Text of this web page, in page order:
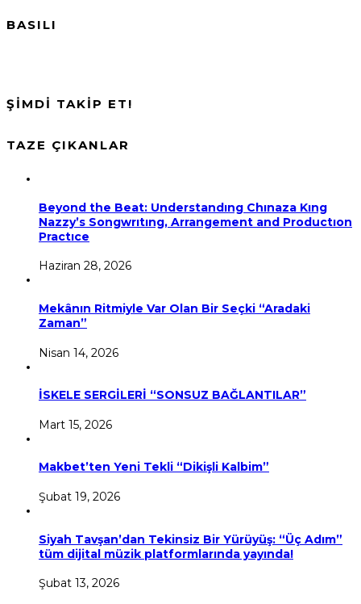
BASILI
ŞİMDİ TAKİP ET!
TAZE ÇIKANLAR
Beyond the Beat: Understandıng Chınaza Kıng
Nazzy’s Songwrıtıng, Arrangement and Productıon
Practıce
Haziran 28, 2026
Mekânın Ritmiyle Var Olan Bir Seçki “Aradaki
Zaman”
Nisan 14, 2026
İSKELE SERGİLERİ “SONSUZ BAĞLANTILAR”
Mart 15, 2026
Makbet’ten Yeni Tekli “Dikişli Kalbim”
Şubat 19, 2026
Siyah Tavşan’dan Tekinsiz Bir Yürüyüş: “Üç Adım”
tüm dijital müzik platformlarında yayında!
Şubat 13, 2026